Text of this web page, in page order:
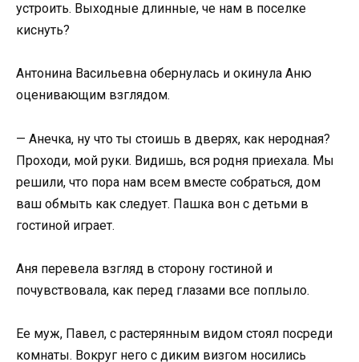
устроить. Выходные длинные, че нам в поселке
киснуть?
Антонина Васильевна обернулась и окинула Аню
оценивающим взглядом.
— Анечка, ну что ты стоишь в дверях, как неродная?
Проходи, мой руки. Видишь, вся родня приехала. Мы
решили, что пора нам всем вместе собраться, дом
ваш обмыть как следует. Пашка вон с детьми в
гостиной играет.
Аня перевела взгляд в сторону гостиной и
почувствовала, как перед глазами все поплыло.
Ее муж, Павел, с растерянным видом стоял посреди
комнаты. Вокруг него с диким визгом носились